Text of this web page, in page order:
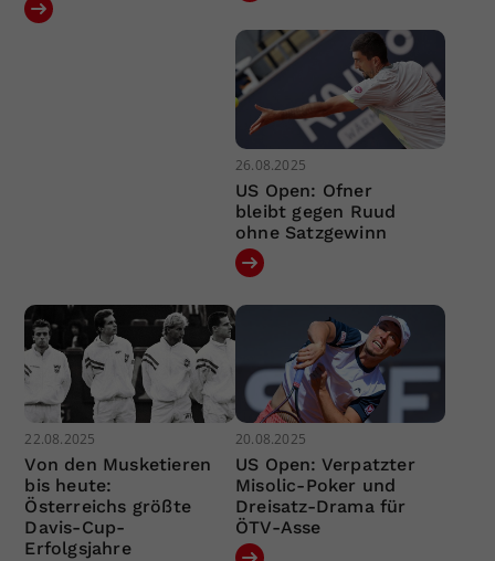
26.08.2025
US Open: Ofner
bleibt gegen Ruud
ohne Satzgewinn
22.08.2025
Von den Musketieren
bis heute:
Österreichs größte
Davis-Cup-
Erfolgsjahre
20.08.2025
US Open: Verpatzter
Misolic-Poker und
Dreisatz-Drama für
ÖTV-Asse